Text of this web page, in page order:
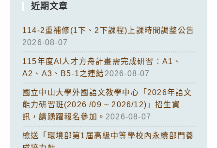
近期文章
114-2重補修(1下、2下課程)上課時間調整公告
2026-08-07
115年度AI人才方舟計畫需完成研習：A1、
A2、A3、B5-1之連結2026-08-07
國立中山大學外國語文教學中心「2026年語文
能力研習班(2026 /09 ~ 2026/12)」招生資
訊，請踴躍報名參加。 2026-08-07
檢送「環境部第1屆高級中等學校內永續部門養